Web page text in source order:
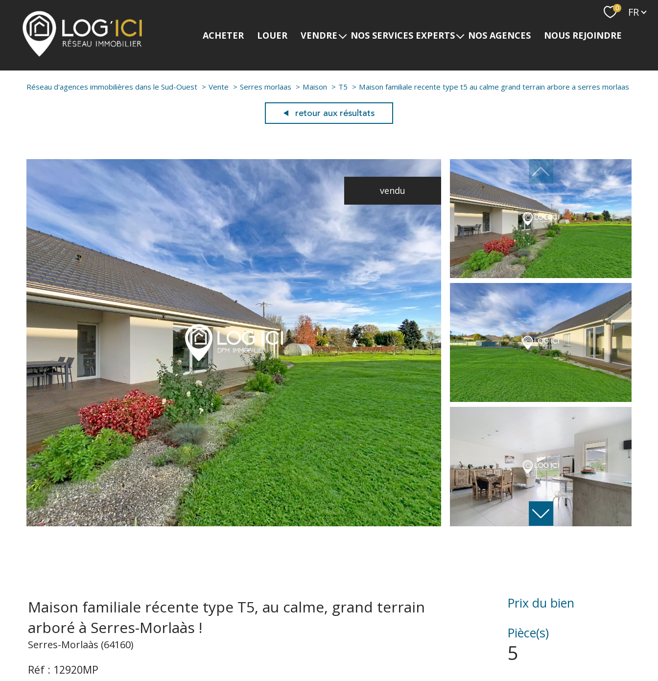
0 Langue
FR
ACHETER LOUER VENDRE
Nos dernières ventes
NOS SERVICES EXPERTS
Viager
NOS AGENCES NOUS REJOINDRE
Réseau d'agences immobilières dans le Sud-Ouest Vente Serres morlaas Maison T5 Maison familiale recente type t5 au calme grand terrain arbore a serres morlaas
retour aux résultats
vendu
Maison familiale récente type T5, au calme, grand terrain
arboré à Serres-Morlaàs !
Serres-Morlaàs (64160)
Réf : 12920MP
Prix du bien
Pièce(s)
5